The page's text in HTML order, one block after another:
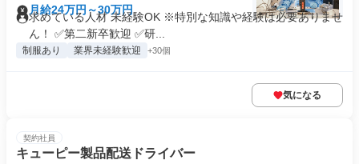
月給24万円～30万円
求めている人材 未経験OK ※特別な知識や経験は必要ありませ
ん！ ✅第二新卒歓迎 ✅研...
制服あり 業界未経験歓迎 +30個
気になる
契約社員
キューピー製品配送ドライバー